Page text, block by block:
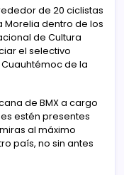
de 20 ciclistas
Morelia dentro de los
de Cultura
el selectivo
de la
de BMX a cargo
estén presentes
al máximo
país, no sin antes